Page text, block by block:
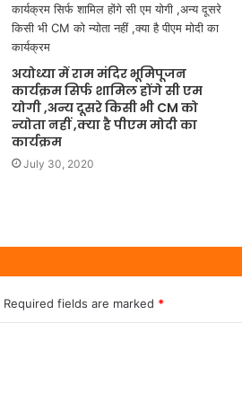
अयोध्या में राम मंदिर भूमिपूजन
कार्यक्रम सिर्फ शामिल होंगे सी एम
योगी ,अन्य दूसरे किसी भी CM को
न्योता नहीं ,क्या है पीएम मोदी का
कार्यक्रम
July 30, 2020
Required fields are marked *